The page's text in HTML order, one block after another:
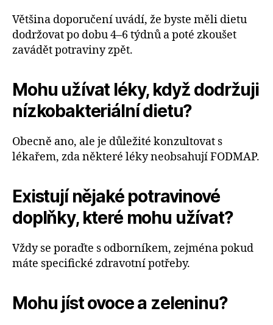
Většina doporučení uvádí, že byste měli dietu
dodržovat po dobu 4–6 týdnů a poté zkoušet
zavádět potraviny zpět.
Mohu užívat léky, když dodržuji
nízkobakteriální dietu?
Obecně ano, ale je důležité konzultovat s
lékařem, zda některé léky neobsahují FODMAP.
Existují nějaké potravinové
doplňky, které mohu užívat?
Vždy se poraďte s odborníkem, zejména pokud
máte specifické zdravotní potřeby.
Mohu jíst ovoce a zeleninu?